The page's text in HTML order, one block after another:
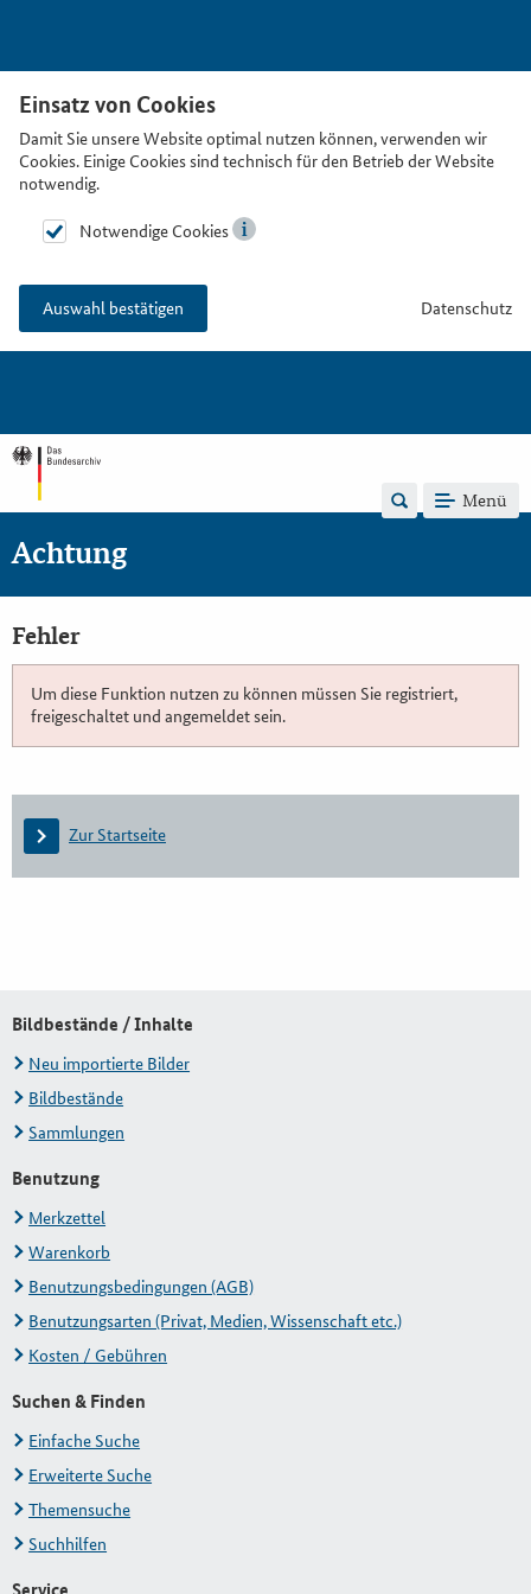
Einsatz von Cookies
Damit Sie unsere Website optimal nutzen können, verwenden wir
Cookies. Einige Cookies sind technisch für den Betrieb der Website
notwendig.
Notwendige Cookies
Auswahl bestätigen Datenschutz
Menü
Achtung
Fehler
Um diese Funktion nutzen zu können müssen Sie registriert,
freigeschaltet und angemeldet sein.
Zur Startseite
Bildbestände / Inhalte
Neu importierte Bilder
Bildbestände
Sammlungen
Benutzung
Merkzettel
Warenkorb
Benutzungsbedingungen (AGB)
Benutzungsarten (Privat, Medien, Wissenschaft etc.)
Kosten / Gebühren
Suchen & Finden
Einfache Suche
Erweiterte Suche
Themensuche
Suchhilfen